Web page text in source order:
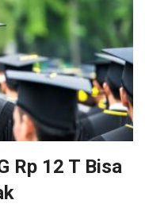
Rp 12 T Bisa